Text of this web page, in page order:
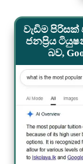
වැඩිම
ජනප්‍රිය
බව,